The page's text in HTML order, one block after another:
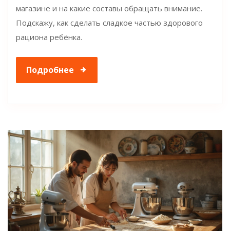
магазине и на какие составы обращать внимание.
Подскажу, как сделать сладкое частью здорового
рациона ребёнка.
Подробнее